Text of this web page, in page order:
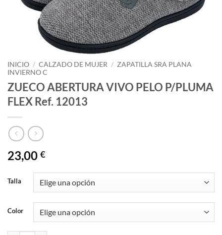
INICIO / CALZADO DE MUJER / ZAPATILLA SRA PLANA
INVIERNO C
ZUECO ABERTURA VIVO PELO P/PLUMA
FLEX Ref. 12013
23,00 €
Talla
Color